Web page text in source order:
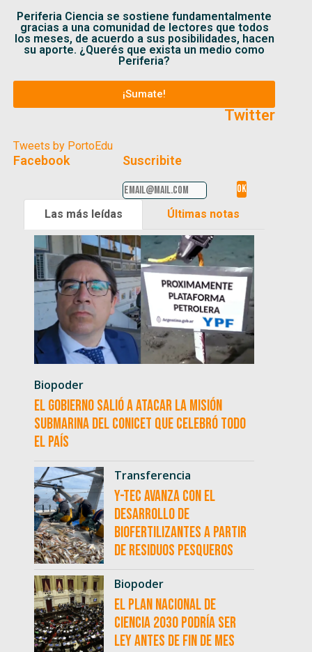
Periferia Ciencia se sostiene fundamentalmente
gracias a una comunidad de lectores que todos
los meses, de acuerdo a sus posibilidades, hacen
su aporte. ¿Querés que exista un medio como
Periferia?
¡Sumate!
Twitter
Tweets by PortoEdu
Facebook Suscribite
Las más leídas Últimas notas
Biopoder
El Gobierno salió a atacar la misión
submarina del CONICET que celebró todo
el país
Transferencia
Y-TEC avanza con el
desarrollo de
biofertilizantes a partir
de residuos pesqueros
Biopoder
El Plan Nacional de
Ciencia 2030 podría ser
ley antes de fin de mes